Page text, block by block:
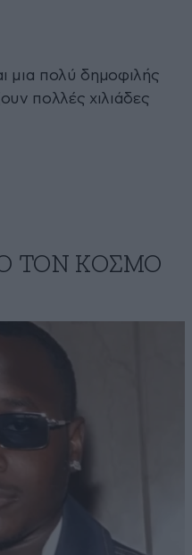
μια πολύ δημοφιλής
πολλές χιλιάδες
ΤΟΝ ΚΟΣΜΟ